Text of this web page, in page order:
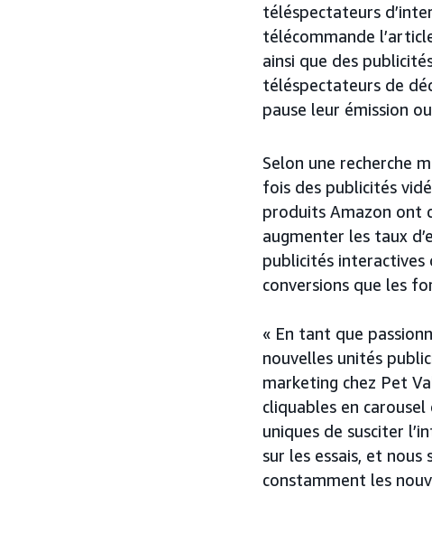
téléspectateurs
télécommande
ainsi que des
téléspectateurs de
pause leur émission
Selon une recherche
fois des publicités
produits Amazon ont
augmenter les taux
publicités interactives
conversions que les
« En tant que
nouvelles unités
marketing chez Pet
cliquables en
uniques de susciter
sur les essais, et
constamment les